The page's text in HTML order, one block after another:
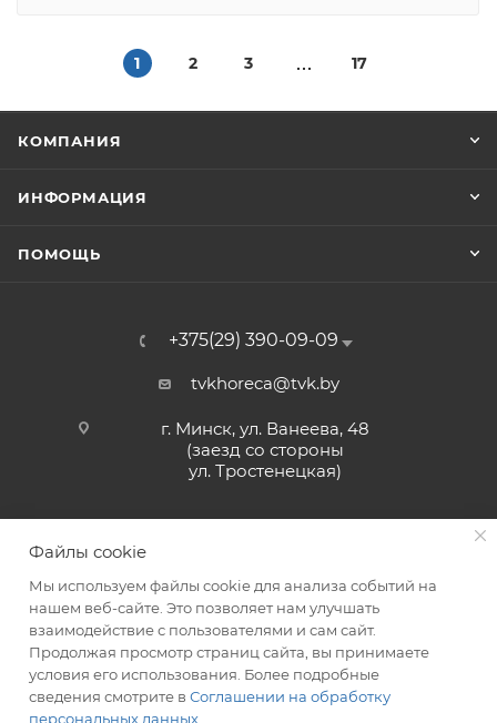
1 2 3 17
КОМПАНИЯ
ИНФОРМАЦИЯ
ПОМОЩЬ
+375(29) 390-09-09
tvkhoreca@tvk.by
г. Минск, ул. Ванеева, 48
(заезд со стороны
ул. Тростенецкая)
2026 © ЗАО «ТВК»
Файлы cookie
Мы используем файлы cookie для анализа событий на
нашем веб-сайте. Это позволяет нам улучшать
взаимодействие с пользователями и сам сайт.
Продолжая просмотр страниц сайта, вы принимаете
условия его использования. Более подробные
сведения смотрите в Соглашении на обработку
персональных данных